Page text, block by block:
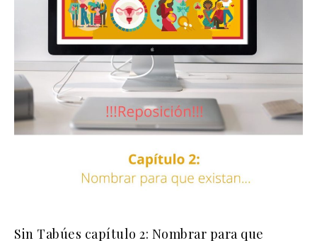
Sin Tabúes capítulo 2: Nombrar para que